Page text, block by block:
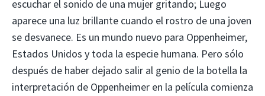
escuchar el sonido de una mujer gritando; Luego
aparece una luz brillante cuando el rostro de una joven
se desvanece. Es un mundo nuevo para Oppenheimer,
Estados Unidos y toda la especie humana. Pero sólo
después de haber dejado salir al genio de la botella la
interpretación de Oppenheimer en la película comienza